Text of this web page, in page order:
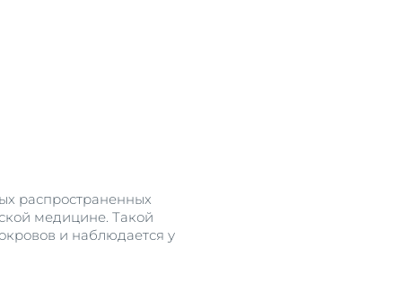
распространенных
медицине. Такой
и наблюдается у